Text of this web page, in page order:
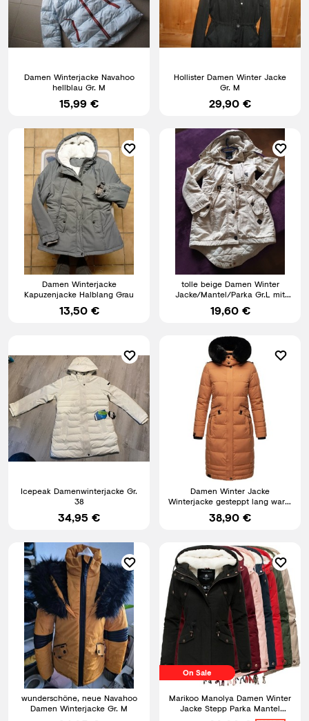
Damen Winterjacke Navahoo
hellblau Gr. M
15,99 €
Hollister Damen Winter Jacke
Gr. M
29,90 €
Damen Winterjacke
Kapuzenjacke Halblang Grau
13,50 €
tolle beige Damen Winter
Jacke/Mantel/Parka Gr.L mit
vielen Taschen + Kapuze
19,60 €
Icepeak Damenwinterjacke Gr.
38
34,95 €
Damen Winter Jacke
Winterjacke gesteppt lang warm
Kapuze Cinnamon L T969 B-75
38,90 €
wunderschöne, neue Navahoo
Damen Winterjacke Gr. M
On Sale
Marikoo Manolya Damen Winter
Jacke Stepp Parka Mantel
Teddyfell warm gefüttert